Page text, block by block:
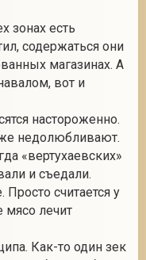
зонах есть
содержаться они
магазинах. А
вот и
настороженно.
недолюбливают.
«вертухаевских»
и съедали.
считается у
мясо лечит
Как-то один зек